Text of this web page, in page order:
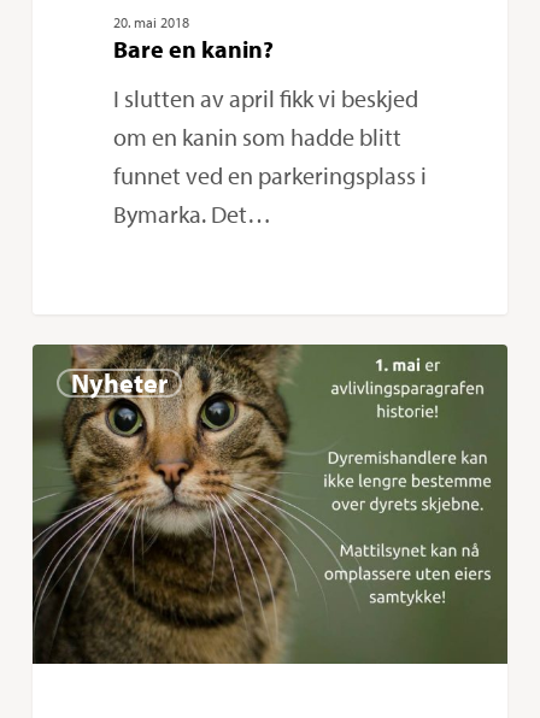
20. mai 2018
Bare en kanin?
I slutten av april fikk vi beskjed
om en kanin som hadde blitt
funnet ved en parkeringsplass i
Bymarka. Det…
Avlivningsparagrafen
historie!
Nyheter 0